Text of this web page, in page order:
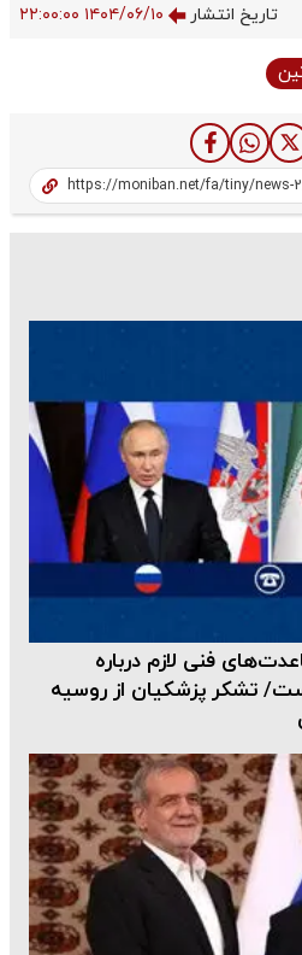
تاریخ انتشار ۱۴۰۴/۰۶/۱۰ ۲۲:۰۰:۰۰
فنی لازم درباره
تشکر پزشکیان از روسیه